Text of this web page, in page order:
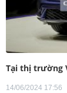
Tại thị trường
14/06/2024 17:56